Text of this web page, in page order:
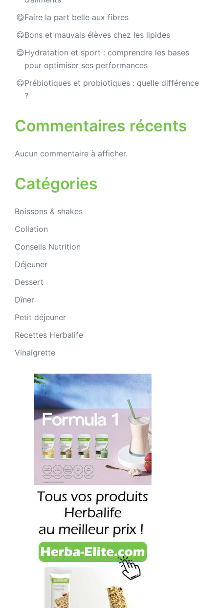
Faire la part belle aux fibres
Bons et mauvais élèves chez les lipides
Hydratation et sport : comprendre les bases
pour optimiser ses performances
Prébiotiques et probiotiques : quelle différence
?
Commentaires récents
Aucun commentaire à afficher.
Catégories
Boissons & shakes
Collation
Conseils Nutrition
Déjeuner
Dessert
Dîner
Petit déjeuner
Recettes Herbalife
Vinaigrette